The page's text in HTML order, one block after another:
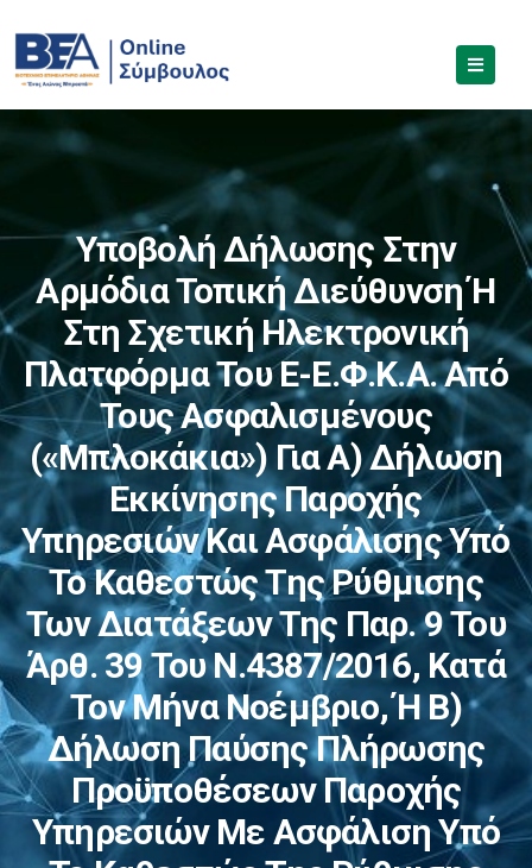
Υποβολή Δήλωσης Στην
Αρμόδια Τοπική Διεύθυνση Ή
Στη Σχετική Ηλεκτρονική
Πλατφόρμα Του E-Ε.Φ.Κ.Α. Από
Τους Ασφαλισμένους
(«μπλοκάκια») Για Α) Δήλωση
Εκκίνησης Παροχής
Υπηρεσιών Και Ασφάλισης Υπό
Το Καθεστώς Της Ρύθμισης
Των Διατάξεων Της Παρ. 9 Του
Άρθ. 39 Του Ν.4387/2016, Κατά
Τον Μήνα Νοέμβριο, Ή Β)
Δήλωση Παύσης Πλήρωσης
Προϋποθέσεων Παροχής
Υπηρεσιών Με Ασφάλιση Υπό